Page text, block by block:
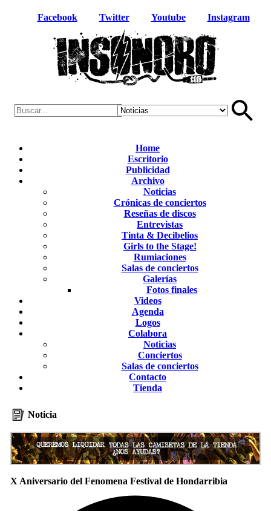
Facebook Twitter Youtube Instagram
Home
Escritorio
Publicidad
Archivo
Noticias
Crónicas de conciertos
Reseñas de discos
Entrevistas
Tinta & Decibelios
Girls to the Stage!
Rumiaciones
Salas de conciertos
Galerías
Fotos finales
Videos
Agenda
Logos
Colabora
Noticias
Conciertos
Salas de conciertos
Contacto
Tienda
Noticia
X Aniversario del Fenomena Festival de Hondarribia